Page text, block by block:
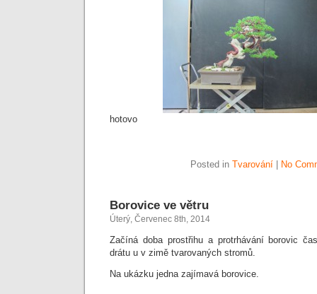
hotovo
Posted in Tvarování No
Borovice ve větru
Úterý, Červenec 8th, 2014
Začíná doba prostřihu a protrhávání borovic
drátu u v zimě tvarovaných stromů.
Na ukázku jedna zajímavá borovice.